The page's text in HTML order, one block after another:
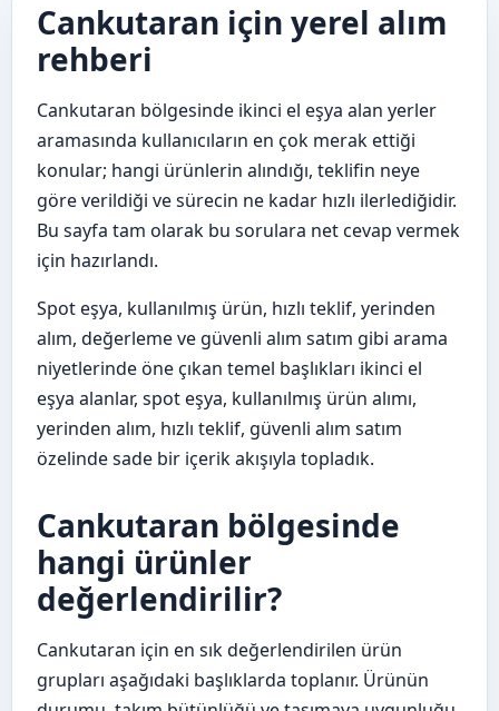
Cankutaran için yerel alım
rehberi
Cankutaran bölgesinde ikinci el eşya alan yerler
aramasında kullanıcıların en çok merak ettiği
konular; hangi ürünlerin alındığı, teklifin neye
göre verildiği ve sürecin ne kadar hızlı ilerlediğidir.
Bu sayfa tam olarak bu sorulara net cevap vermek
için hazırlandı.
Spot eşya, kullanılmış ürün, hızlı teklif, yerinden
alım, değerleme ve güvenli alım satım gibi arama
niyetlerinde öne çıkan temel başlıkları ikinci el
eşya alanlar, spot eşya, kullanılmış ürün alımı,
yerinden alım, hızlı teklif, güvenli alım satım
özelinde sade bir içerik akışıyla topladık.
Cankutaran bölgesinde
hangi ürünler
değerlendirilir?
Cankutaran için en sık değerlendirilen ürün
grupları aşağıdaki başlıklarda toplanır. Ürünün